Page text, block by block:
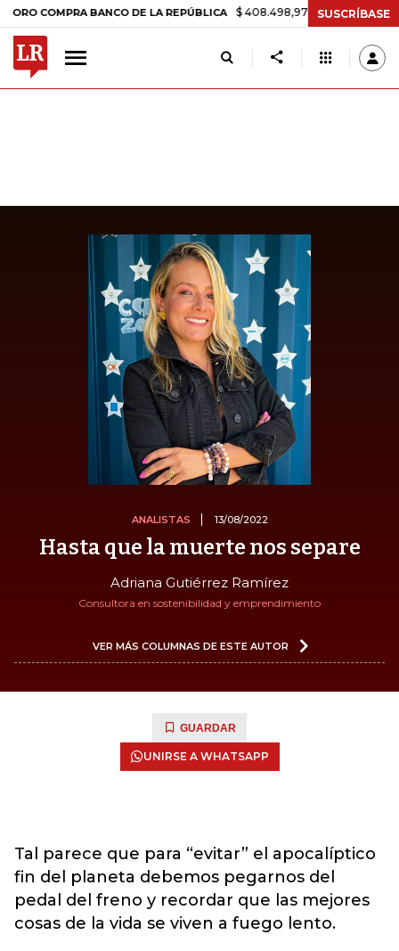
COMPRA BANCO DE LA REPÚBLICA $ 408.498,97 +$ 8.753,81 +2,19%
SUSCRÍBASE
ANALISTAS 13/08/2022
Hasta que la muerte nos separe
Adriana Gutiérrez Ramírez
Consultora en sostenibilidad y emprendimiento
VER MÁS COLUMNAS DE ESTE AUTOR
GUARDAR
UNIRSE A WHATSAPP
Tal parece que para “evitar” el apocalíptico
fin del planeta debemos pegarnos del
pedal del freno y recordar que las mejores
cosas de la vida se viven a fuego lento.